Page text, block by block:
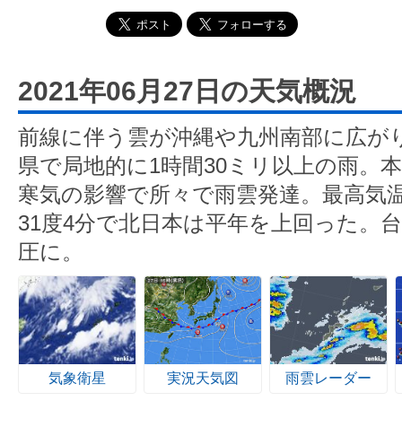
2021年06月27日の天気概況
前線に伴う雲が沖縄や九州南部に広が
県で局地的に1時間30ミリ以上の雨。
寒気の影響で所々で雨雲発達。最高気
31度4分で北日本は平年を上回った。
圧に。
気象衛星 実況天気図 雨雲レーダー